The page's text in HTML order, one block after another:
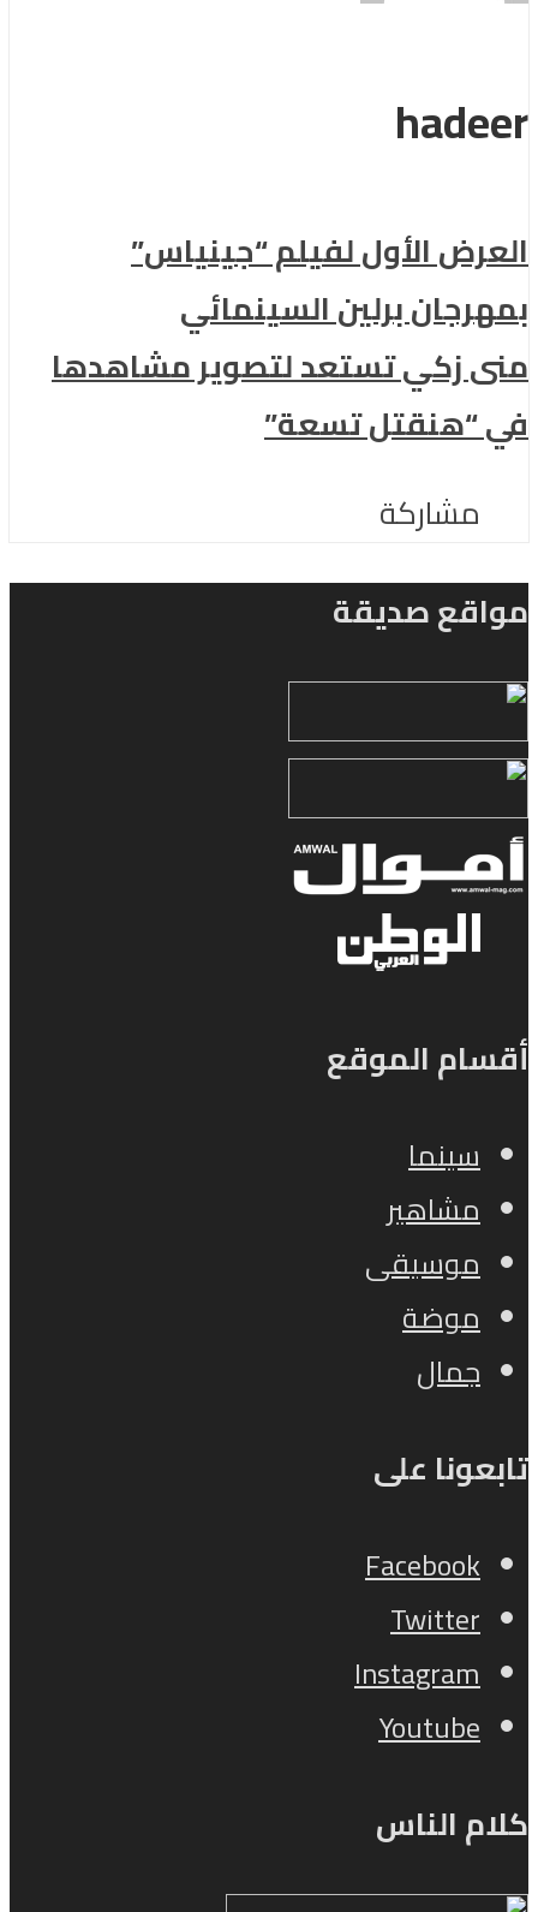
hadeer
العرض الأول لفيلم “جينياس”
بمهرجان برلين السينمائي
منى زكي تستعد لتصوير مشاهدها
في “هنقتل تسعة”
مشاركة
مواقع صديقة
أقسام الموقع
سينما
مشاهير
موسيقى
موضة
جمال
تابعونا على
Facebook
Twitter
Instagram
Youtube
كلام الناس